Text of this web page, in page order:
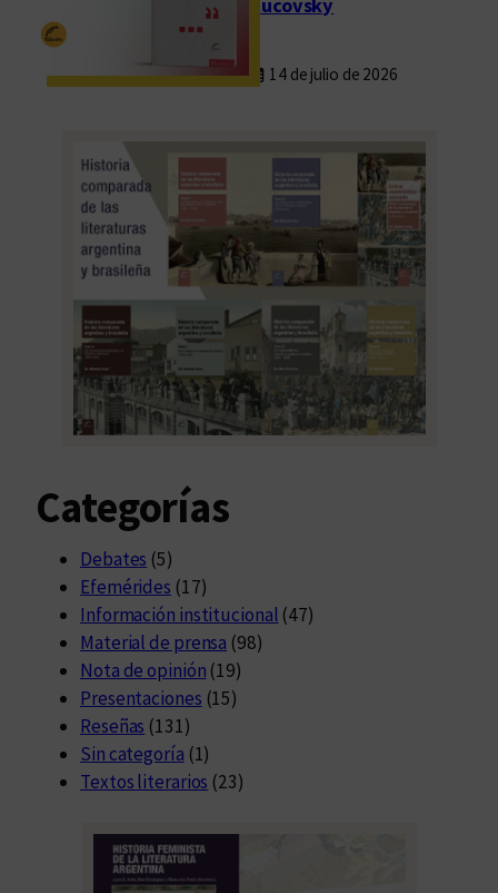
Rucovsky
14 de julio de 2026
Categorías
Debates (5)
Efemérides (17)
Información institucional (47)
Material de prensa (98)
Nota de opinión (19)
Presentaciones (15)
Reseñas (131)
Sin categoría (1)
Textos literarios (23)